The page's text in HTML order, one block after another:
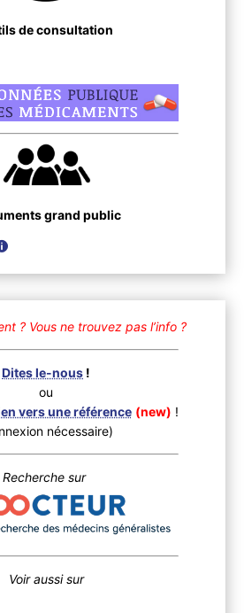
de consultation
grand public
? Vous ne trouvez pas l’info ?
Dites le-nous !
ou
vers une référence (new) !
nécessaire)
Recherche sur
Voir aussi sur